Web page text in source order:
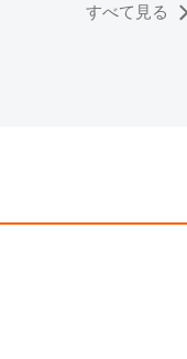
すべて見る